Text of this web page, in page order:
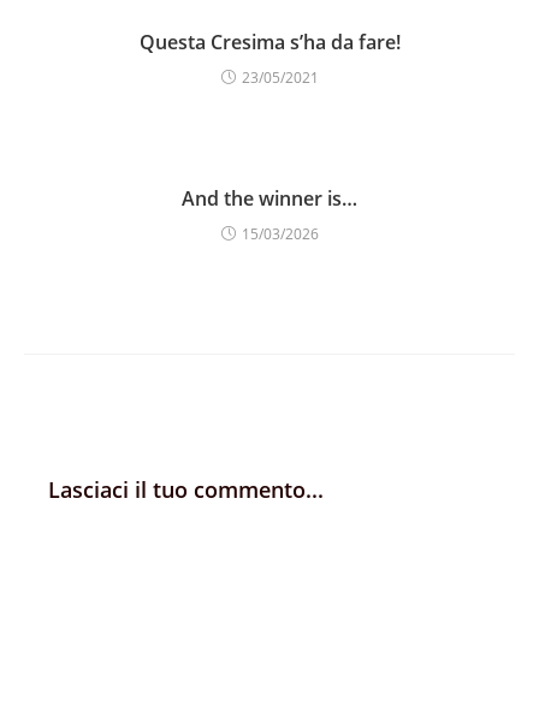
Questa Cresima s’ha da fare!
23/05/2021
And the winner is…
15/03/2026
Lasciaci il tuo commento...